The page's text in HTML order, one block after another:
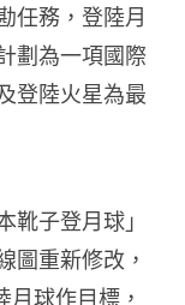
任務，登陸月
劃為一項國際
登陸火星為最
靴子登月球」
圖重新修改，
球作目標，